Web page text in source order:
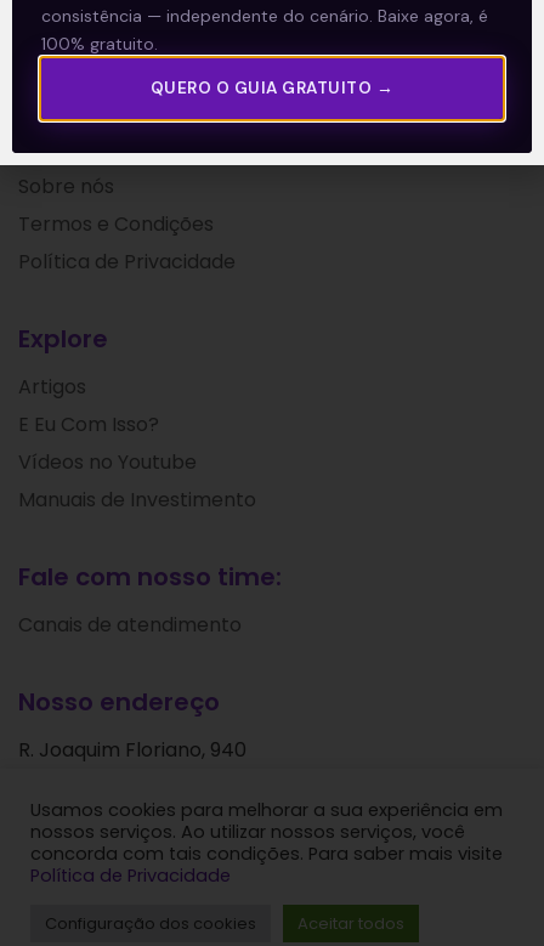
A Levante
Sobre nós
Termos e Condições
Política de Privacidade
Explore
Artigos
E Eu Com Isso?
Vídeos no Youtube
Manuais de Investimento
Fale com nosso time:
Canais de atendimento
Nosso endereço
R. Joaquim Floriano, 940
São Paulo - SP
CEP: 04534-004
Levante Ideias de Investimentos © 2024. Todos os
Usamos cookies para melhorar a sua experiência em
nossos serviços. Ao utilizar nossos serviços, você
concorda com tais condições. Para saber mais visite
Política de Privacidade
Configuração dos cookies Aceitar todos
consistência — independente do cenário. Baixe agora, é
100% gratuito.
QUERO O GUIA GRATUITO →